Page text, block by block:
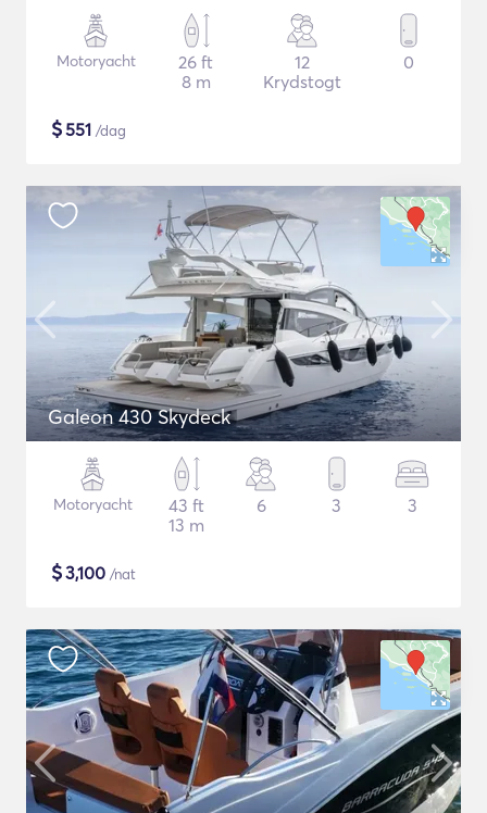
Motoryacht
26 ft
8 m
12
Krydstogt
0
$551 /dag
Galeon 430 Skydeck
Motoryacht
43 ft
13 m
6 3 3
$3,100 /nat